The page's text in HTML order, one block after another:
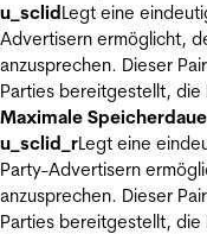
u_sclidLegt eine
Advertisern ermöglicht,
anzusprechen. Dieser
Parties bereitgestellt,
Maximale
u_sclid_rLegt eine
Party-Advertisern
anzusprechen. Dieser
Parties bereitgestellt,